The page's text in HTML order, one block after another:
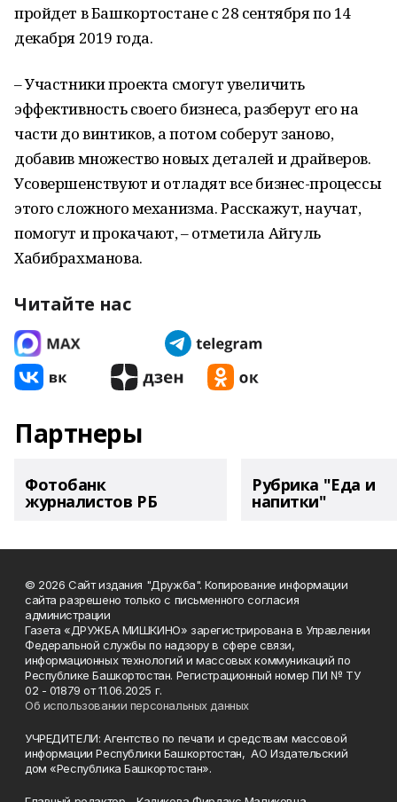
пройдет в Башкортостане с 28 сентября по 14
декабря 2019 года.
– Участники проекта смогут увеличить
эффективность своего бизнеса, разберут его на
части до винтиков, а потом соберут заново,
добавив множество новых деталей и драйверов.
Усовершенствуют и отладят все бизнес-процессы
этого сложного механизма. Расскажут, научат,
помогут и прокачают, – отметила Айгуль
Хабибрахманова.
Читайте нас
Партнеры
Фотобанк
журналистов РБ
Рубрика "Еда и
напитки"
© 2026 Сайт издания "Дружба". Копирование информации
сайта разрешено только с письменного согласия
администрации
Газета «ДРУЖБА МИШКИНО» зарегистрирована в Управлении
Федеральной службы по надзору в сфере связи,
информационных технологий и массовых коммуникаций по
Республике Башкортостан. Регистрационный номер ПИ № ТУ
02 - 01879 от 11.06.2025 г.
Об использовании персональных данных
УЧРЕДИТЕЛИ: Агентство по печати и средствам массовой
информации Республики Башкортостан, АО Издательский
дом «Республика Башкортостан».